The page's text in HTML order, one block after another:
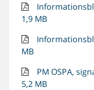
1,9 MB
MB
PM OSPA,
5,2 MB